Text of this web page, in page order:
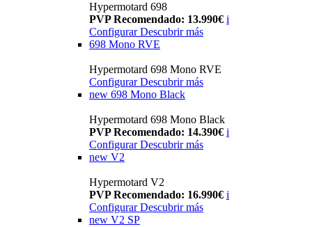
Hypermotard 698
PVP Recomendado: 13.990€ i
ConfigurarDescubrir más
698 Mono RVE
Hypermotard 698 Mono RVE
Configurar Descubrir más
new 698 Mono Black
Hypermotard 698 Mono Black
PVP Recomendado: 14.390€ i
Configurar Descubrir más
new V2
Hypermotard V2
PVP Recomendado: 16.990€ i
Configurar Descubrir más
new V2 SP